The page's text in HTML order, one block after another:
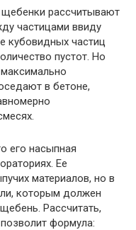
рассчитывают
частицами ввиду
кубовидных частиц
пустот. Но
в бетоне,
его насыпная
Ее
материалов, но в
которым должен
Рассчитать,
формула: